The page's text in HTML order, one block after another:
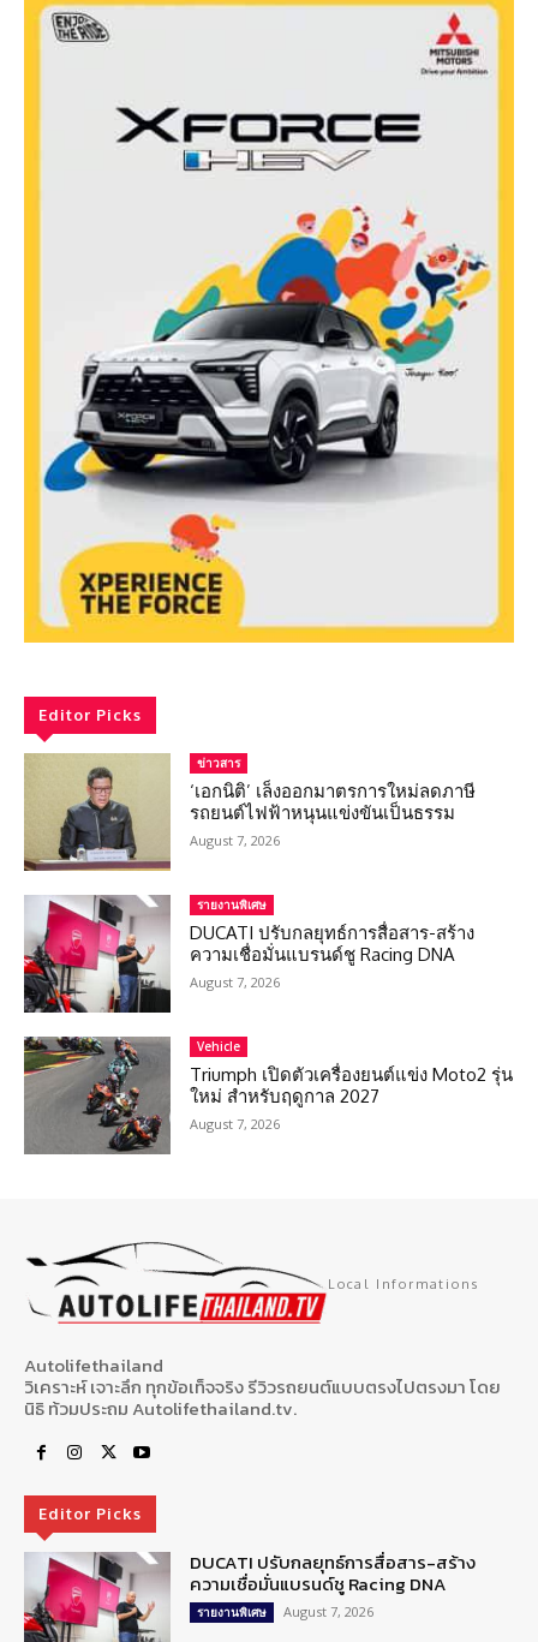
Editor Picks
ข่าวสาร
‘เอกนิติ’ เล็งออกมาตรการใหม่ลดภาษี
รถยนต์ไฟฟ้าหนุนแข่งขันเป็นธรรม
August 7, 2026
รายงานพิเศษ
DUCATI ปรับกลยุทธ์การสื่อสาร-สร้าง
ความเชื่อมั่นแบรนด์ชู Racing DNA
August 7, 2026
Vehicle
Triumph เปิดตัวเครื่องยนต์แข่ง Moto2 รุ่น
ใหม่ สำหรับฤดูกาล 2027
August 7, 2026
Local Informations
Autolifethailand
วิเคราะห์ เจาะลึก ทุกข้อเท็จจริง รีวิวรถยนต์แบบตรงไปตรงมา โดย
นิธิ ท้วมประถม Autolifethailand.tv.
Editor Picks
DUCATI ปรับกลยุทธ์การสื่อสาร-สร้าง
ความเชื่อมั่นแบรนด์ชู Racing DNA
รายงานพิเศษ August 7, 2026